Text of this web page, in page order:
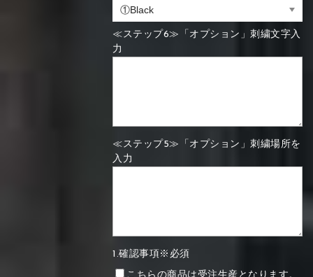
≪ステップ6≫「オプション」刺繍文字入
力
≪ステップ5≫「オプション」刺繍場所を
入力
1.確認事項※必須